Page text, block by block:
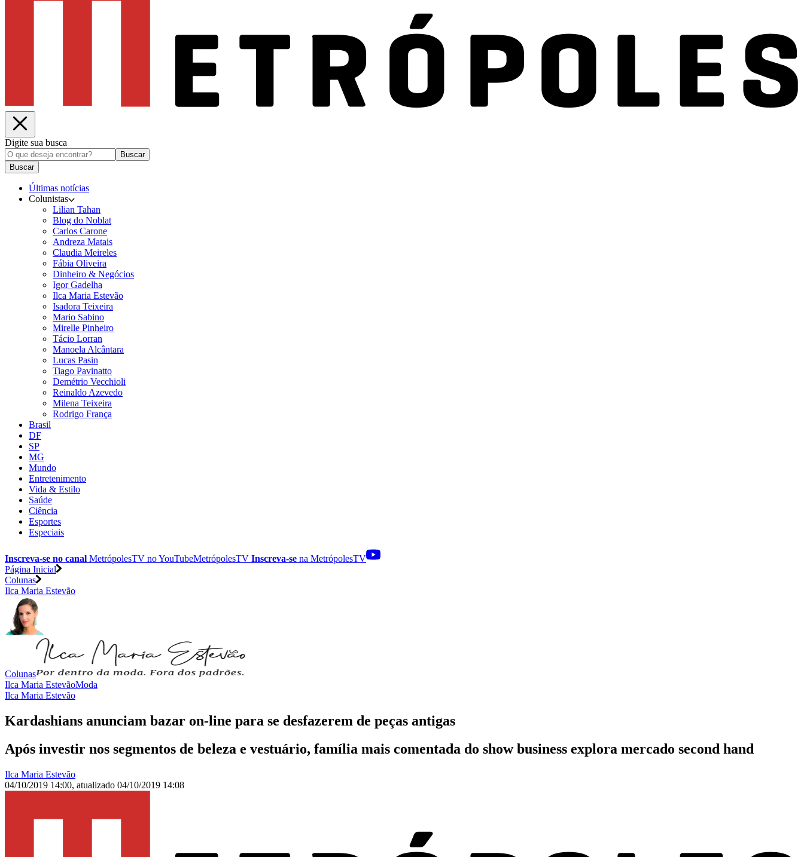
Digite sua busca
Buscar
Buscar
Últimas notícias
Colunistas
Lilian Tahan
Blog do Noblat
Carlos Carone
Andreza Matais
Claudia Meireles
Fábia Oliveira
Dinheiro & Negócios
Igor Gadelha
Ilca Maria Estevão
Isadora Teixeira
Mario Sabino
Mirelle Pinheiro
Tácio Lorran
Manoela Alcântara
Lucas Pasin
Tiago Pavinatto
Demétrio Vecchioli
Reinaldo Azevedo
Milena Teixeira
Rodrigo França
Brasil
DF
SP
MG
Mundo
Entretenimento
Vida & Estilo
Saúde
Ciência
Esportes
Especiais
Inscreva-se no canal MetrópolesTV noYouTubeMetrópolesTV Inscreva-se na MetrópolesTV
Página Inicial
Colunas
Ilca Maria Estevão
Colunas
Ilca Maria EstevãoModa
Ilca Maria Estevão
Kardashians anunciam bazar on-line para se desfazerem de peças antigas
Após investir nos segmentos de beleza e vestuário, família mais comentada do show business explora mercado second hand
Ilca Maria Estevão
04/10/2019 14:00, atualizado 04/10/2019 14:08